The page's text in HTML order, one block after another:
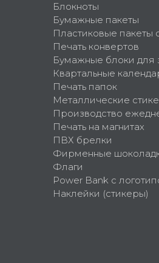
Блокноты
Бумажные пакеты
Пластиковые пакеты
Печать конвертов
Бумажные блоки для
Квартальные
Печать папок
Металлические
Производство
Печать на магнитах
ПВХ брелки
Фирменные
Флаги
Power Bank с
Наклейки (стикеры)